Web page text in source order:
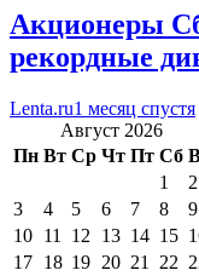
Акционеры
рекордные
Lenta.ru1 месяц спустя
Август 2026
Пн Вт Ср Чт Пт Сб
1
2
3
4 5 6 7 8
9
10 11 12 13 14 15
17 18 19 20 21 22